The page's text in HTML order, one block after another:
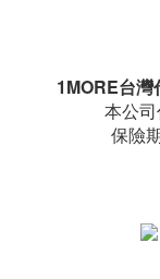
1MORE台灣
本公
保險